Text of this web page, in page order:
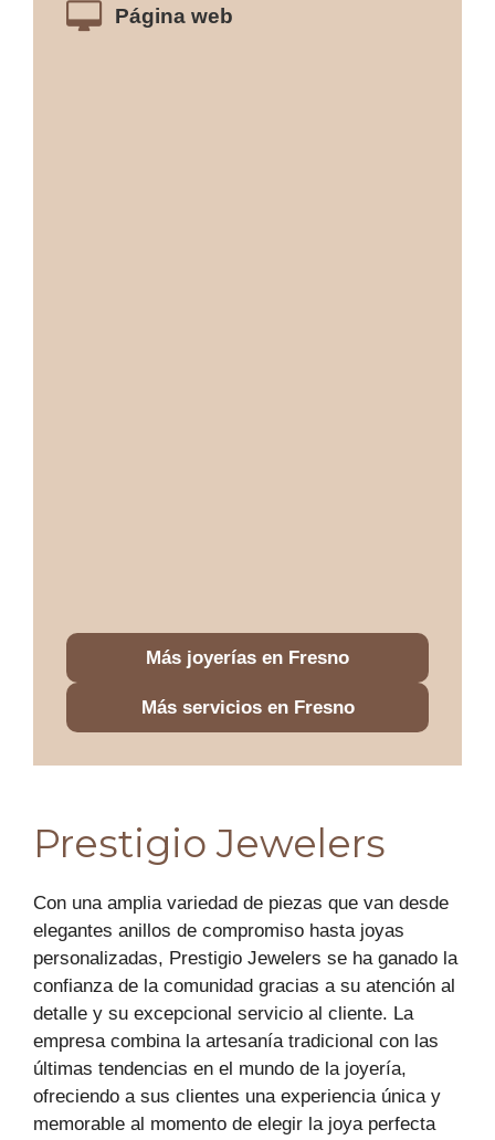
Página web
Más joyerías en Fresno
Más servicios en Fresno
Prestigio Jewelers
Con una amplia variedad de piezas que van desde
elegantes anillos de compromiso hasta joyas
personalizadas, Prestigio Jewelers se ha ganado la
confianza de la comunidad gracias a su atención al
detalle y su excepcional servicio al cliente. La
empresa combina la artesanía tradicional con las
últimas tendencias en el mundo de la joyería,
ofreciendo a sus clientes una experiencia única y
memorable al momento de elegir la joya perfecta